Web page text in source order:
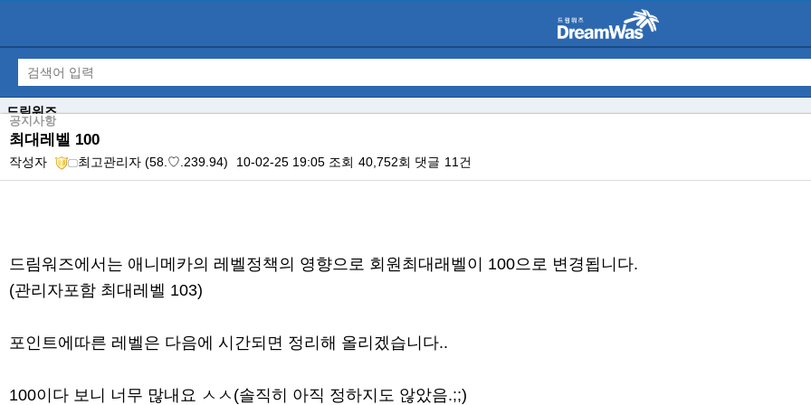
드림워즈
공지사항
최대레벨 100
작성자 최고관리자 (58.♡.239.94) 10-02-25 19:05 조회 40,752회 댓글 11건
드림워즈에서는 애니메카의 레벨정책의 영향으로 회원최대래벨이 100으로 변경됩니다.
(관리자포함 최대레벨 103)
포인트에따른 레벨은 다음에 시간되면 정리해 올리겠습니다..
100이다 보니 너무 많내요 ㅅㅅ(솔직히 아직 정하지도 않았음.;;)